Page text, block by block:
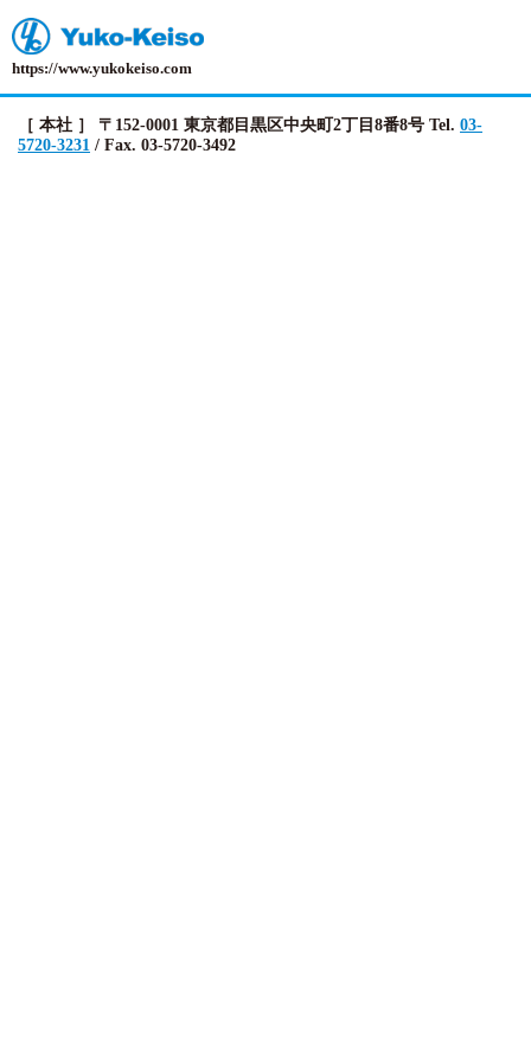
https://www.yukokeiso.com
［ 本社 ］ 〒152-0001 東京都目黒区中央町2丁目8番8号 Tel. 03-
5720-3231 / Fax. 03-5720-3492